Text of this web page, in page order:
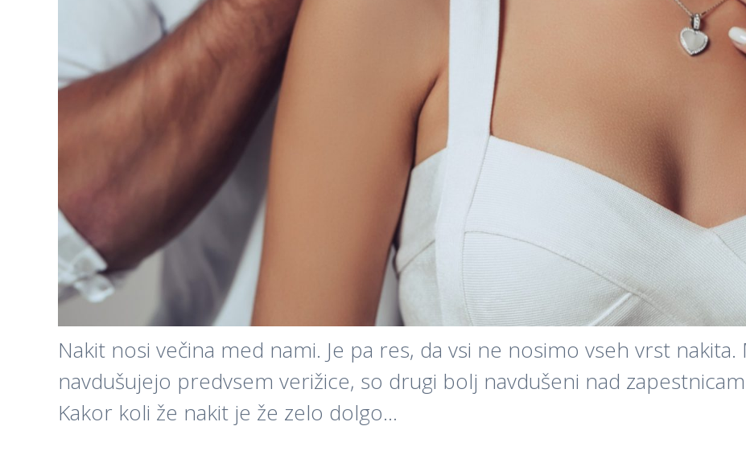
Nakit nosi večina med nami. Je pa res, da vsi ne nosimo vseh vrst
navdušujejo predvsem verižice, so drugi bolj navdušeni nad
Kakor koli že nakit je že zelo dolgo…